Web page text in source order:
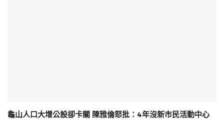
龜山人口大增公設卻卡關 陳雅倫怒批：4年沒新市民活動中心